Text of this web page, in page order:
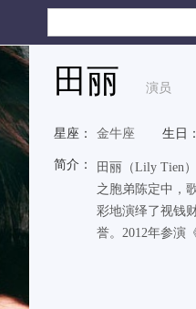
田丽 演员
星座： 金牛座 生日
简介：
田丽（Lily Tien
之胞弟陈定中，
彩地演绎了视钱
誉。2012年参演